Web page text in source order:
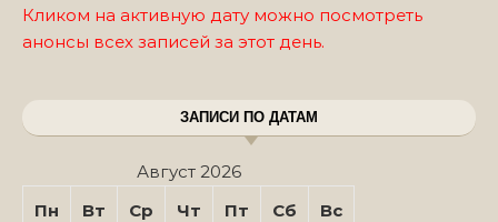
Кликом на активную дату можно посмотреть
анонсы всех записей за этот день.
ЗАПИСИ ПО ДАТАМ
Август 2026
Пн
Вт Ср Чт Пт Сб Вс